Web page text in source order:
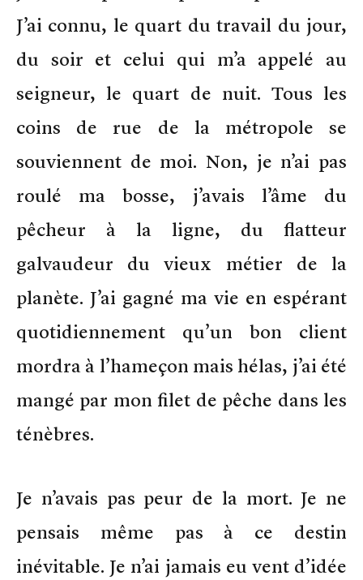
J’ai connu, le quart du travail du jour,
du soir et celui qui m’a appelé au
seigneur, le quart de nuit. Tous les
coins de rue de la métropole se
souviennent de moi. Non, je n’ai pas
roulé ma bosse, j’avais l’âme du
pêcheur à la ligne, du flatteur
galvaudeur du vieux métier de la
planète. J’ai gagné ma vie en espérant
quotidiennement qu’un bon client
mordra à l’hameçon mais hélas, j’ai été
mangé par mon filet de pêche dans les
ténèbres.
Je n’avais pas peur de la mort. Je ne
pensais même pas à ce destin
inévitable. Je n’ai jamais eu vent d’idée